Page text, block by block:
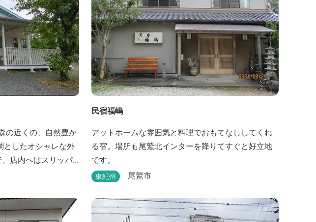
としたオシャレな外
店内へはスリッパ
クスして食事を楽
入りやすく居心地
民宿福嶋
アットホームな雰囲気と料理でおもてなししてくれ
る宿。場所も尾鷲北インターを降りてすぐと好立地
です。
東紀州 尾鷲市